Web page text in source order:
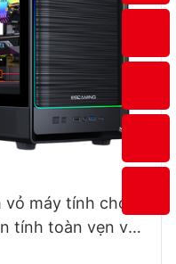
máy tính chơi
tính toàn vẹn về